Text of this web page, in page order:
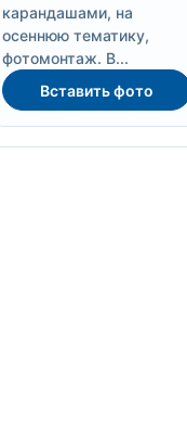
карандашами, на
осеннюю тематику,
фотомонтаж. В...
Вставить фото